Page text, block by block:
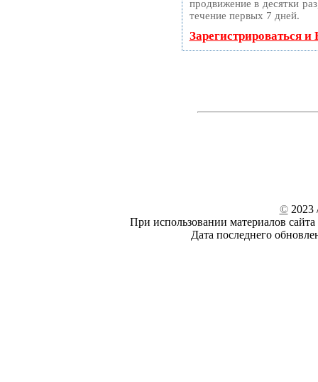
продвижение в десятки
течение первых 7 дней.
Зарегистрироваться
©2023
При использовании материалов
Дата последнего